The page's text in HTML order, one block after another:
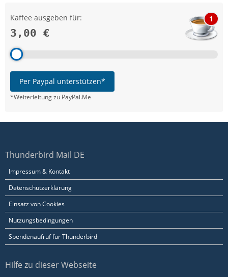
Kaffee ausgeben für:
3,00 €
1
Per Paypal unterstützen*
*Weiterleitung zu PayPal.Me
Thunderbird Mail DE
Impressum & Kontakt
Datenschutzerklärung
Einsatz von Cookies
Nutzungsbedingungen
Spendenaufruf für Thunderbird
Hilfe zu dieser Webseite